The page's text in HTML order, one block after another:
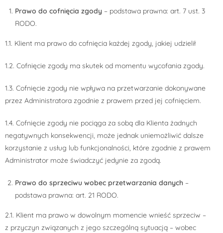
Prawo do cofnięcia zgody – podstawa prawna: art. 7 ust. 3
RODO.
1.1. Klient ma prawo do cofnięcia każdej zgody, jakiej udzielił
1.2. Cofnięcie zgody ma skutek od momentu wycofania zgody.
1.3. Cofnięcie zgody nie wpływa na przetwarzanie dokonywane
przez Administratora zgodnie z prawem przed jej cofnięciem.
1.4. Cofnięcie zgody nie pociąga za sobą dla Klienta żadnych
negatywnych konsekwencji, może jednak uniemożliwić dalsze
korzystanie z usług lub funkcjonalności, które zgodnie z prawem
Administrator może świadczyć jedynie za zgodą.
Prawo do sprzeciwu wobec przetwarzania danych –
podstawa prawna: art. 21 RODO.
2.1. Klient ma prawo w dowolnym momencie wnieść sprzeciw –
z przyczyn związanych z jego szczególną sytuacją – wobec